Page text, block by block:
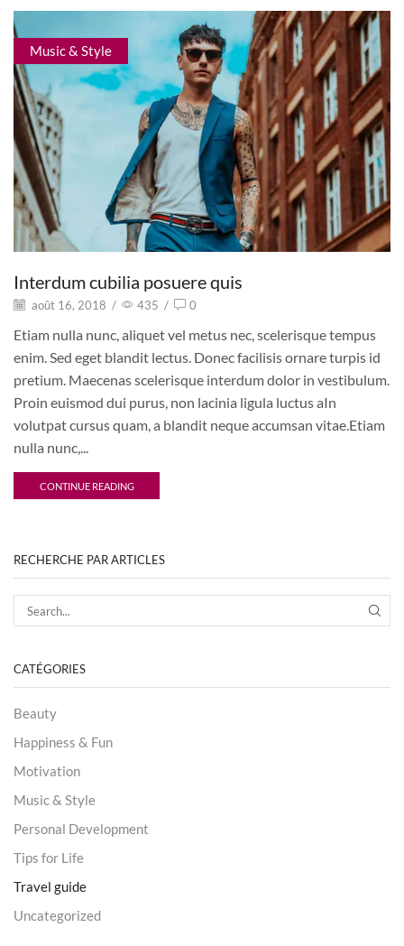
Music & Style
Interdum cubilia posuere quis
août 16, 2018 / 435 / 0
Etiam nulla nunc, aliquet vel metus nec, scelerisque tempus
enim. Sed eget blandit lectus. Donec facilisis ornare turpis id
pretium. Maecenas scelerisque interdum dolor in vestibulum.
Proin euismod dui purus, non lacinia ligula luctus aIn
volutpat cursus quam, a blandit neque accumsan vitae.Etiam
nulla nunc,...
CONTINUE READING
RECHERCHE PAR ARTICLES
CATÉGORIES
Beauty
Happiness & Fun
Motivation
Music & Style
Personal Development
Tips for Life
Travel guide
Uncategorized